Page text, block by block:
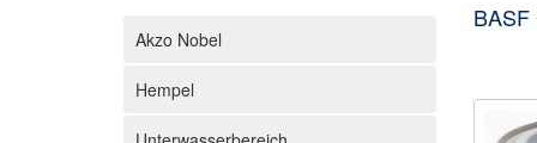
Akzo Nobel
Hempel
BASF